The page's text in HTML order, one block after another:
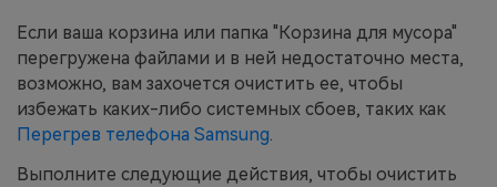
Если ваша корзина или папка "Корзина для мусора"
перегружена файлами и в ней недостаточно места,
возможно, вам захочется очистить ее, чтобы
избежать каких-либо системных сбоев, таких как
Перегрев телефона Samsung.
Выполните следующие действия, чтобы очистить